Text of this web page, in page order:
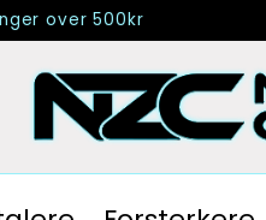
over 500kr